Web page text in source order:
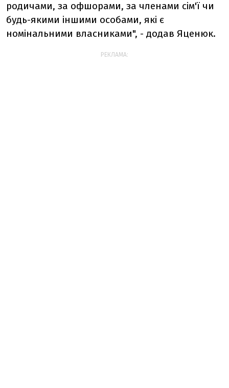
родичами, за офшорами, за членами сім'ї чи
будь-якими іншими особами, які є
номінальними власниками", - додав Яценюк.
РЕКЛАМА: